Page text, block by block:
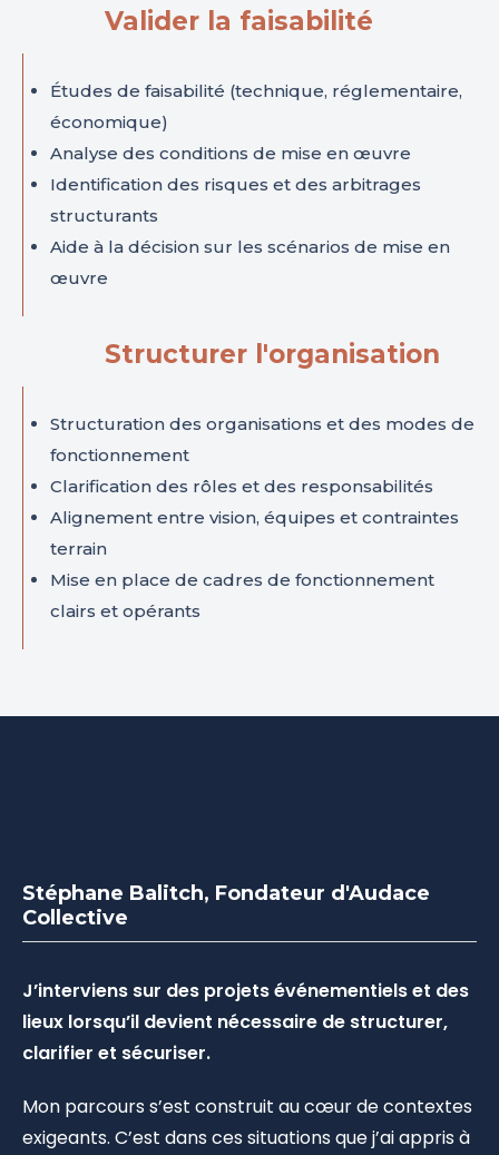
Valider la faisabilité
Études de faisabilité (technique, réglementaire,
économique)
Analyse des conditions de mise en œuvre
Identification des risques et des arbitrages
structurants
Aide à la décision sur les scénarios de mise en
œuvre
Structurer l'organisation
Structuration des organisations et des modes de
fonctionnement
Clarification des rôles et des responsabilités
Alignement entre vision, équipes et contraintes
terrain
Mise en place de cadres de fonctionnement
clairs et opérants
Stéphane Balitch, Fondateur d'Audace
Collective
J’interviens sur des projets événementiels et des
lieux lorsqu’il devient nécessaire de structurer,
clarifier et sécuriser.
Mon parcours s’est construit au cœur de contextes
exigeants. C’est dans ces situations que j’ai appris à